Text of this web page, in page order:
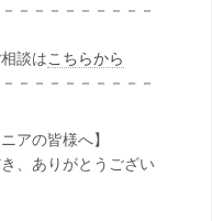
－－－－－－－－－
談はこちらから
－－－－－－－－－
アの皆様へ】
、ありがとうござい